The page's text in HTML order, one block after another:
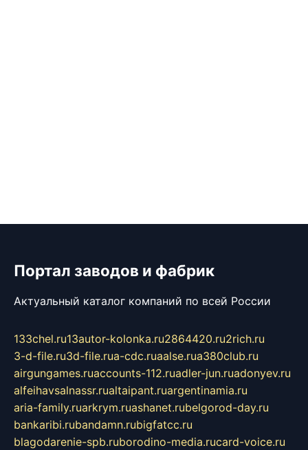
Портал заводов и фабрик
Актуальный каталог компаний по всей России
133chel.ru13autor-kolonka.ru2864420.ru2rich.ru
3-d-file.ru3d-file.rua-cdc.ruaalse.rua380club.ru
airgungames.ruaccounts-112.ruadler-jun.ruadonyev.ru
alfeihavsalnassr.rualtaipant.ruargentinamia.ru
aria-family.ruarkrym.ruashanet.rubelgorod-day.ru
bankaribi.rubandamn.rubigfatcc.ru
blagodarenie-spb.ruborodino-media.rucard-voice.ru